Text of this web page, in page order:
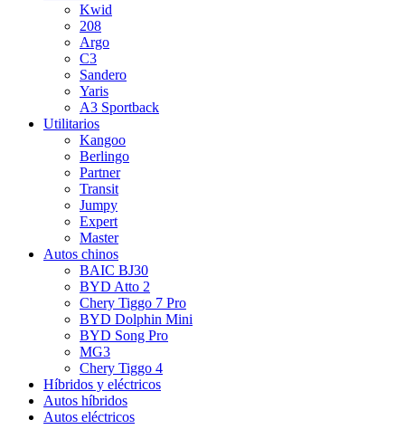
Kwid
208
Argo
C3
Sandero
Yaris
A3 Sportback
Utilitarios
Kangoo
Berlingo
Partner
Transit
Jumpy
Expert
Master
Autos chinos
BAIC BJ30
BYD Atto 2
Chery Tiggo 7 Pro
BYD Dolphin Mini
BYD Song Pro
MG3
Chery Tiggo 4
Híbridos y eléctricos
Autos híbridos
Autos eléctricos